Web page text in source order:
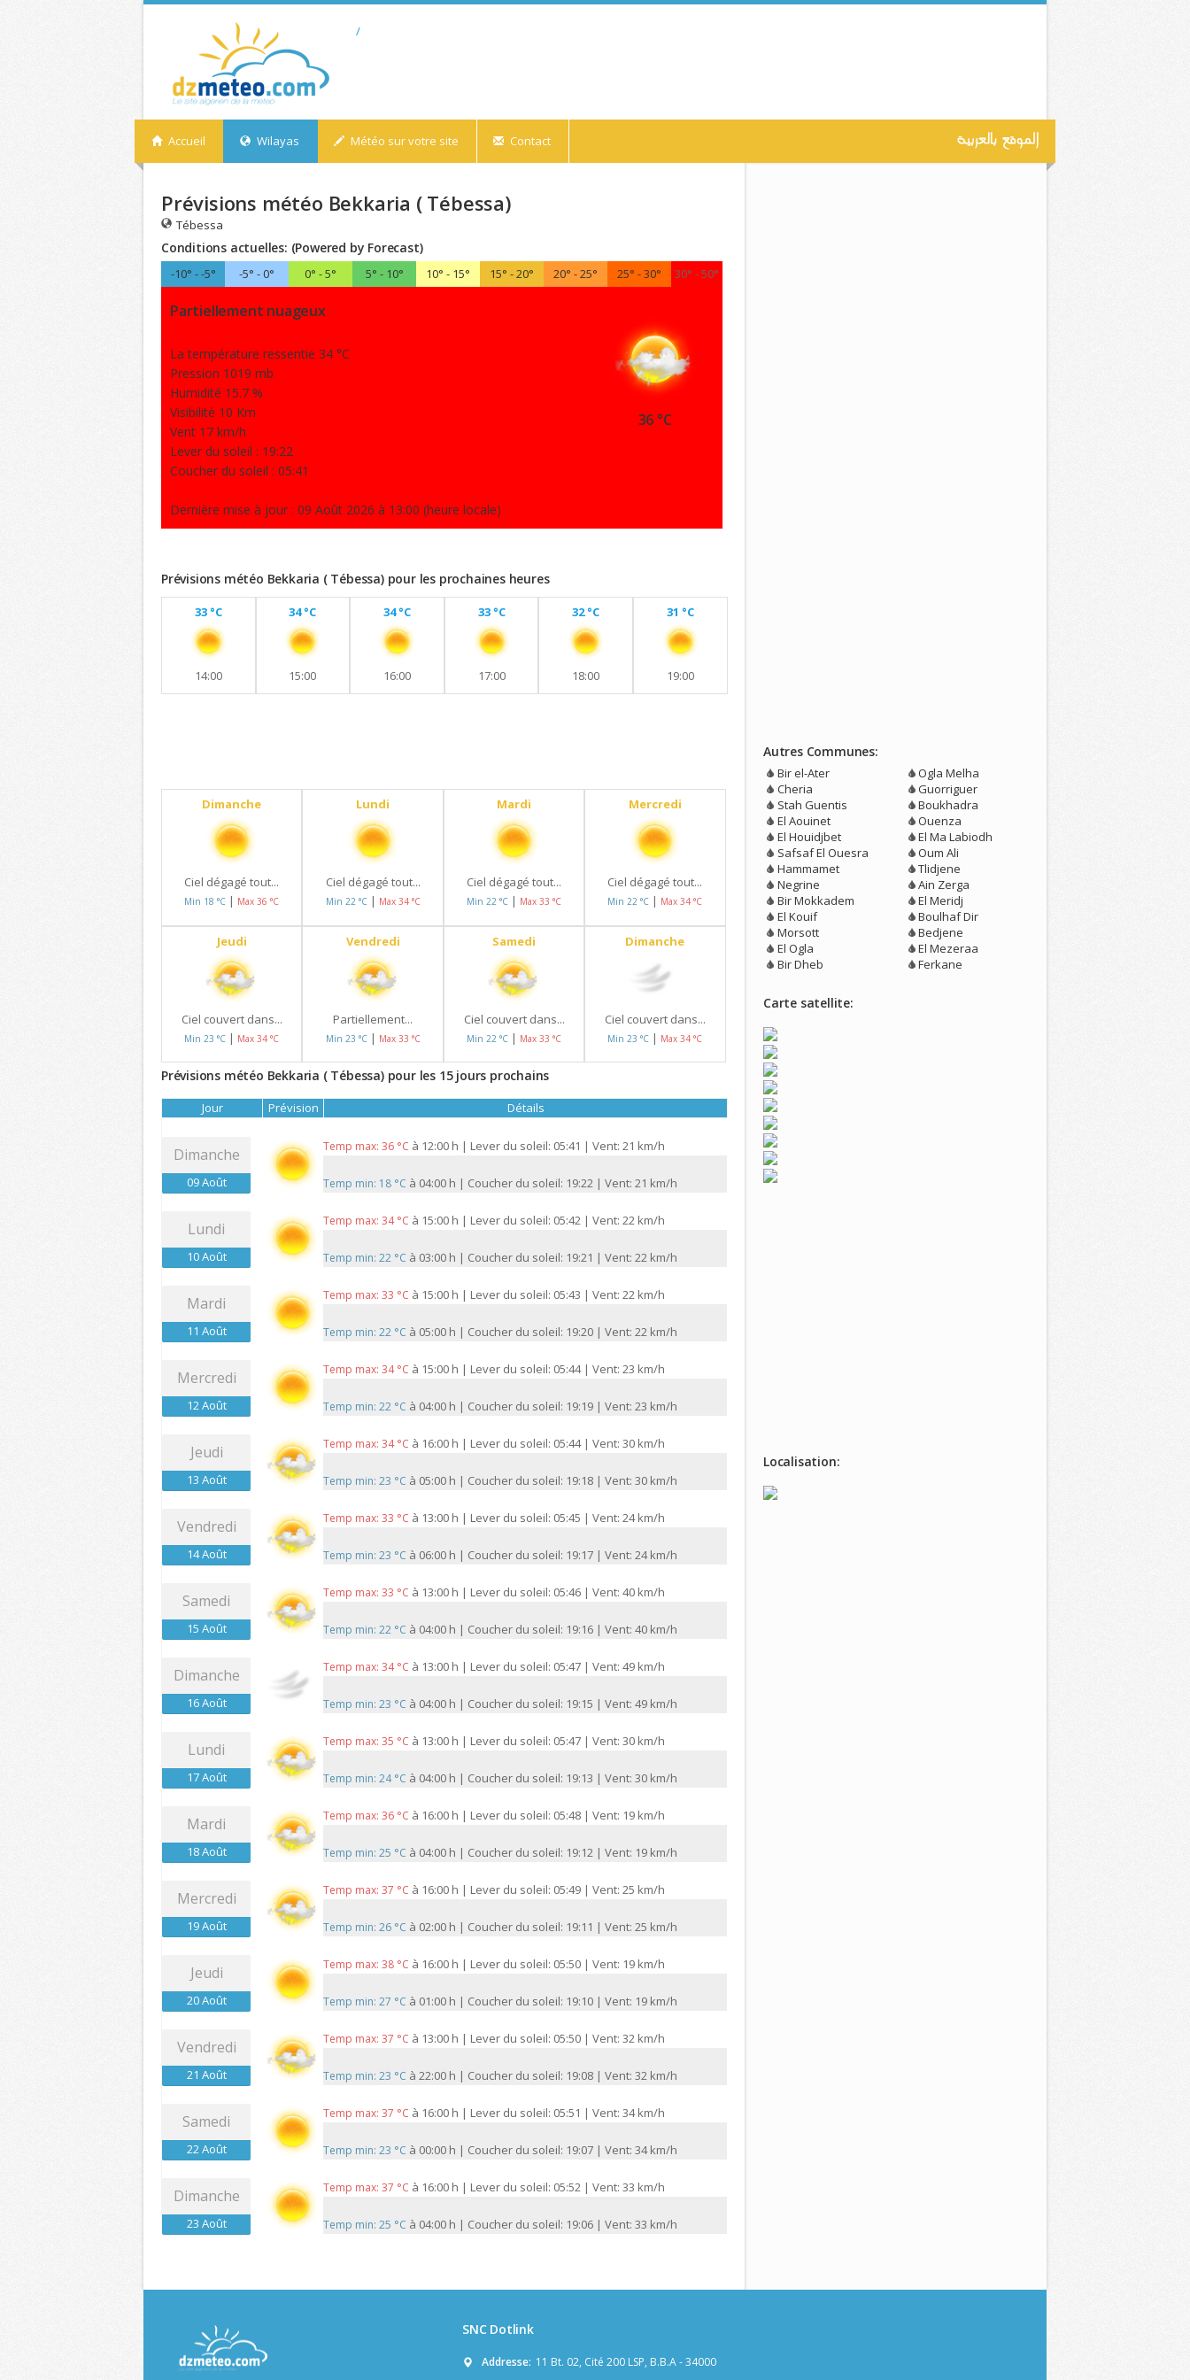
/
Accueil Wilayas Météo sur votre site Contact
Prévisions météo Bekkaria ( Tébessa)
Tébessa
Conditions actuelles: (Powered by Forecast)
-10° - -5° -5° - 0° 0° - 5° 5° - 10° 10° - 15° 15° - 20° 20° - 25° 25° - 30° 30° - 50°
Partiellement nuageux
La température ressentie 34 °C
Pression 1019 mb
Humidité 15.7 %
Visibilité 10 Km
Vent 17 km/h
Lever du soleil : 19:22
Coucher du soleil : 05:41
Dernière mise à jour : 09 Août 2026 à 13:00 (heure locale)
36 °C
Prévisions météo Bekkaria ( Tébessa) pour les prochaines heures
33 °C
14:00
34 °C
15:00
34 °C
16:00
33 °C
17:00
32 °C
18:00
31 °C
19:00
Dimanche
Ciel dégagé tout...
Min 18 °C | Max 36 °C
Lundi
Ciel dégagé tout...
Min 22 °C | Max 34 °C
Mardi
Ciel dégagé tout...
Min 22 °C | Max 33 °C
Mercredi
Ciel dégagé tout...
Min 22 °C | Max 34 °C
Jeudi
Ciel couvert dans...
Min 23 °C | Max 34 °C
Vendredi
Partiellement...
Min 23 °C | Max 33 °C
Samedi
Ciel couvert dans...
Min 22 °C | Max 33 °C
Dimanche
Ciel couvert dans...
Min 23 °C | Max 34 °C
Prévisions météo Bekkaria ( Tébessa) pour les 15 jours prochains
Jour Prévision Détails
Dimanche
09 Août
Temp max: 36 °C à 12:00 h | Lever du soleil: 05:41 | Vent: 21 km/h
Temp min: 18 °C à 04:00 h | Coucher du soleil: 19:22 | Vent: 21 km/h
Lundi
10 Août
Temp max: 34 °C à 15:00 h | Lever du soleil: 05:42 | Vent: 22 km/h
Temp min: 22 °C à 03:00 h | Coucher du soleil: 19:21 | Vent: 22 km/h
Mardi
11 Août
Temp max: 33 °C à 15:00 h | Lever du soleil: 05:43 | Vent: 22 km/h
Temp min: 22 °C à 05:00 h | Coucher du soleil: 19:20 | Vent: 22 km/h
Mercredi
12 Août
Temp max: 34 °C à 15:00 h | Lever du soleil: 05:44 | Vent: 23 km/h
Temp min: 22 °C à 04:00 h | Coucher du soleil: 19:19 | Vent: 23 km/h
Jeudi
13 Août
Temp max: 34 °C à 16:00 h | Lever du soleil: 05:44 | Vent: 30 km/h
Temp min: 23 °C à 05:00 h | Coucher du soleil: 19:18 | Vent: 30 km/h
Vendredi
14 Août
Temp max: 33 °C à 13:00 h | Lever du soleil: 05:45 | Vent: 24 km/h
Temp min: 23 °C à 06:00 h | Coucher du soleil: 19:17 | Vent: 24 km/h
Samedi
15 Août
Temp max: 33 °C à 13:00 h | Lever du soleil: 05:46 | Vent: 40 km/h
Temp min: 22 °C à 04:00 h | Coucher du soleil: 19:16 | Vent: 40 km/h
Dimanche
16 Août
Temp max: 34 °C à 13:00 h | Lever du soleil: 05:47 | Vent: 49 km/h
Temp min: 23 °C à 04:00 h | Coucher du soleil: 19:15 | Vent: 49 km/h
Lundi
17 Août
Temp max: 35 °C à 13:00 h | Lever du soleil: 05:47 | Vent: 30 km/h
Temp min: 24 °C à 04:00 h | Coucher du soleil: 19:13 | Vent: 30 km/h
Mardi
18 Août
Temp max: 36 °C à 16:00 h | Lever du soleil: 05:48 | Vent: 19 km/h
Temp min: 25 °C à 04:00 h | Coucher du soleil: 19:12 | Vent: 19 km/h
Mercredi
19 Août
Temp max: 37 °C à 16:00 h | Lever du soleil: 05:49 | Vent: 25 km/h
Temp min: 26 °C à 02:00 h | Coucher du soleil: 19:11 | Vent: 25 km/h
Jeudi
20 Août
Temp max: 38 °C à 16:00 h | Lever du soleil: 05:50 | Vent: 19 km/h
Temp min: 27 °C à 01:00 h | Coucher du soleil: 19:10 | Vent: 19 km/h
Vendredi
21 Août
Temp max: 37 °C à 13:00 h | Lever du soleil: 05:50 | Vent: 32 km/h
Temp min: 23 °C à 22:00 h | Coucher du soleil: 19:08 | Vent: 32 km/h
Samedi
22 Août
Temp max: 37 °C à 16:00 h | Lever du soleil: 05:51 | Vent: 34 km/h
Temp min: 23 °C à 00:00 h | Coucher du soleil: 19:07 | Vent: 34 km/h
Dimanche
23 Août
Temp max: 37 °C à 16:00 h | Lever du soleil: 05:52 | Vent: 33 km/h
Temp min: 25 °C à 04:00 h | Coucher du soleil: 19:06 | Vent: 33 km/h
Autres Communes:
Bir el-Ater
Cheria
Stah Guentis
El Aouinet
El Houidjbet
Safsaf El Ouesra
Hammamet
Negrine
Bir Mokkadem
El Kouif
Morsott
El Ogla
Bir Dheb
Ogla Melha
Guorriguer
Boukhadra
Ouenza
El Ma Labiodh
Oum Ali
Tlidjene
Ain Zerga
El Meridj
Boulhaf Dir
Bedjene
El Mezeraa
Ferkane
Carte satellite:
Localisation:
SNC Dotlink
Addresse: 11 Bt. 02, Cité 200 LSP, B.B.A - 34000